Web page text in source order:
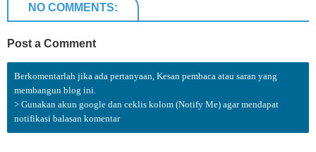
NO COMMENTS:
Post a Comment
Berkomentarlah jika ada pertanyaan, Kesan pembaca atau saran yang
membangun blog ini.
> Gunakan akun google dan ceklis kolom (Notify Me) agar mendapat
notifikasi balasan komentar